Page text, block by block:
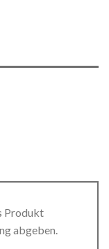
Produkt
abgeben.